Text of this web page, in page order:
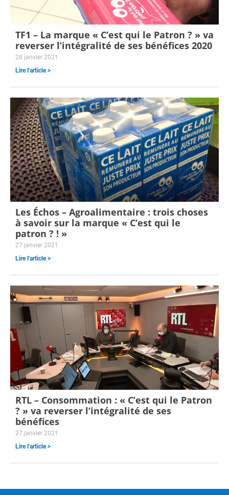
TF1 – La marque « C’est qui le Patron ? » va
reverser l’intégralité de ses bénéfices 2020
28 janvier 2021
Lire l'article >
Les Échos – Agroalimentaire : trois choses
à savoir sur la marque « C’est qui le
patron ? ! »
27 janvier 2021
Lire l'article >
RTL – Consommation : « C’est qui le Patron
? » va reverser l’intégralité de ses
bénéfices
27 janvier 2021
Lire l'article >